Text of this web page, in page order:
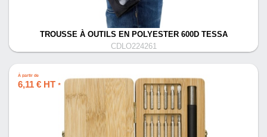
TROUSSE À OUTILS EN POLYESTER 600D TESSA
CDLO224261
À partir de
6,11 € HT *